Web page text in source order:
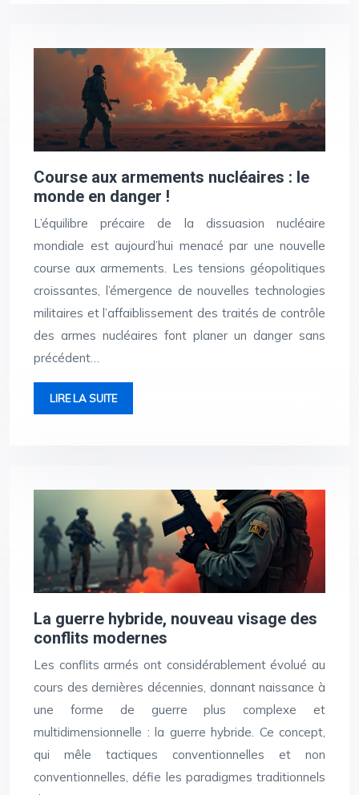
Course aux armements nucléaires : le
monde en danger !
L’équilibre précaire de la dissuasion nucléaire
mondiale est aujourd’hui menacé par une nouvelle
course aux armements. Les tensions géopolitiques
croissantes, l’émergence de nouvelles technologies
militaires et l’affaiblissement des traités de contrôle
des armes nucléaires font planer un danger sans
précédent…
LIRE LA SUITE
La guerre hybride, nouveau visage des
conflits modernes
Les conflits armés ont considérablement évolué au
cours des dernières décennies, donnant naissance à
une forme de guerre plus complexe et
multidimensionnelle : la guerre hybride. Ce concept,
qui mêle tactiques conventionnelles et non
conventionnelles, défie les paradigmes traditionnels